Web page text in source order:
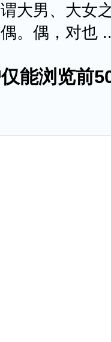
大男、大女
。偶，对也
能浏览前